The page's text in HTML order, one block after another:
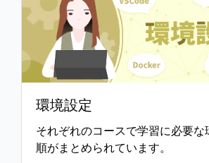
環境設定
それぞれのコースで学習に必要な
順がまとめられています。